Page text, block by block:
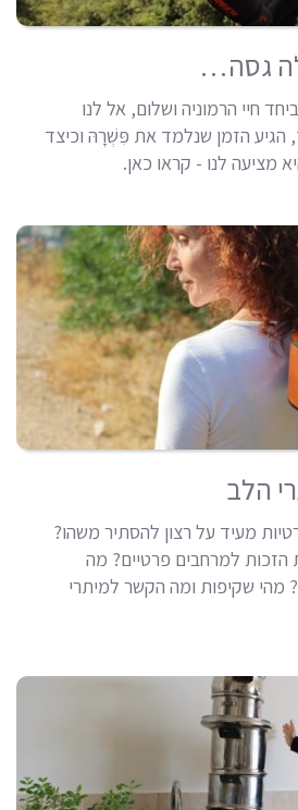
גסה…
חיי הרמוניה ושלום, אל לנו
הזמן שנלמד את פִּשְׁרָהּ וכיצד
מציעה לנו - קראו כאן.
הלב
מעיד על רצון להסתיר משהו?
למרחבים פרטיים? מה
מהי שקיפות ומה הקשר למיתרי